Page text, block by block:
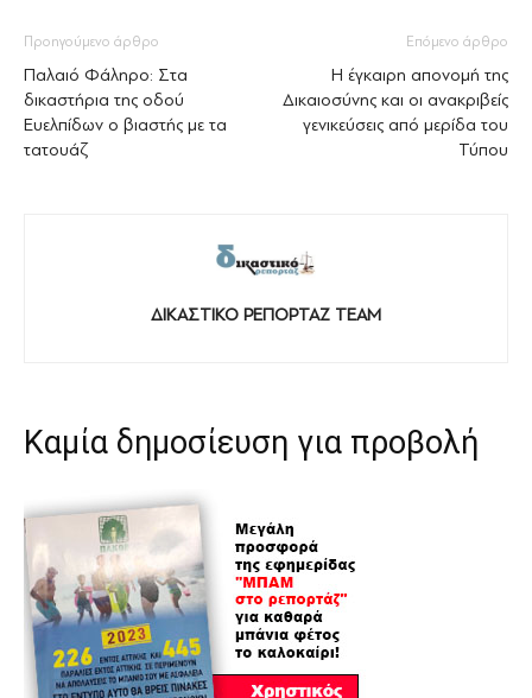
Προηγούμενο άρθρο
Παλαιό Φάληρο: Στα
δικαστήρια της οδού
Ευελπίδων ο βιαστής με τα
τατουάζ
Επόμενο άρθρο
Η έγκαιρη απονομή της
Δικαιοσύνης και οι ανακριβείς
γενικεύσεις από μερίδα του
Τύπου
ΔΙΚΑΣΤΙΚΟ ΡΕΠΟΡΤΑΖ TEAM
Καμία δημοσίευση για προβολή